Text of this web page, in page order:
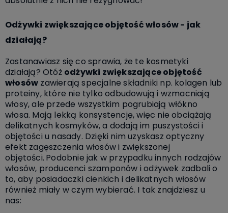
Odżywki zwiększające objętość włosów - jak
działają?
Zastanawiasz się co sprawia, że te kosmetyki
działają? Otóż odżywki zwiększające objętość
włosów zawierają specjalne składniki np. kolagen lub
proteiny, które nie tylko odbudowują i wzmacniają
włosy, ale przede wszystkim pogrubiają włókno
włosa. Mają lekką konsystencję, więc nie obciążają
delikatnych kosmyków, a dodają im puszystości i
objętości u nasady. Dzięki nim uzyskasz optyczny
efekt zagęszczenia włosów i zwiększonej
objętości. Podobnie jak w przypadku innych rodzajów
włosów, producenci szamponów i odżywek zadbali o
to, aby posiadaczki cienkich i delikatnych włosów
również miały w czym wybierać. I tak znajdziesz u
nas: